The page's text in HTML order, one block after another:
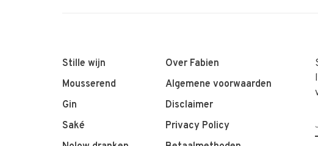
Stille wijn
Mousserend
Gin
Saké
Over Fabien
Algemene voorwaarden
Disclaimer
Privacy Policy